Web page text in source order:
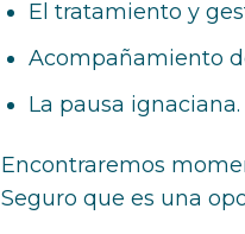
El tratamiento y
Acompañamiento
La pausa ignaciana.
Encontraremos
Seguro que es una